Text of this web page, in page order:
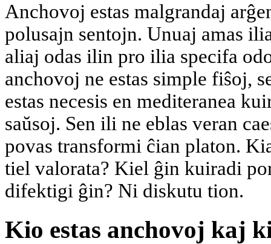
Anchovoj estas malgrandaj
polusajn sentojn. Unuaj amas
aliaj odas ilin pro ilia specifa
anchovoj ne estas simple fiŝoj,
estas necesis en mediteranea
saŭsoj. Sen ili ne eblas veran
povas transformi ĉian platon.
tiel valorata? Kiel ĝin kuiradi
difektigi ĝin? Ni diskutu tion.
Kio estas anchovoj kaj